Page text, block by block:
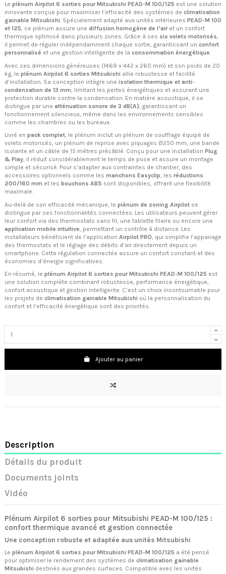
Le plénum Airpilot 6 sorties pour Mitsubishi PEAD-M 100/125 est une solution
innovante conçue pour maximiser l’efficacité des systèmes de climatisation
gainable Mitsubishi. Spécialement adapté aux unités intérieures PEAD-M 100
et 125, ce plénum assure une diffusion homogène de l’airet un confort
thermique optimisé dans plusieurs zones. Grâce à ses six volets motorisés,
il permet de réguler indépendamment chaque sortie, garantissant un confort
personnalisé et une gestion intelligente de la consommation énergétique.
Avec ses dimensions généreuses (1469 x 442 x 260 mm) et son poids de 20
kg, le plénum Airpilot 6 sorties Mitsubishi allie robustesse et facilité
d’installation. Sa conception intègre une isolation thermique et anti-
condensation de 13 mm , limitant les pertes énergétiques et assurant une
protection durable contre la condensation. En matière acoustique, il se
distingue par une atténuation sonore de 3 dB(A) , garantissant un
fonctionnement silencieux, même dans les environnements sensibles
comme les chambres ou les bureaux.
Livré en pack complet, le plénum inclut un plénum de soufflage équipé de
volets motorisés, un plénum de reprise avec piquages Ø250 mm, une bande
isolante et un câble de 15 mètres précâblé. Conçu pour une installation Plug
& Play, il réduit considérablement le temps de pose et assure un montage
simple et sécurisé. Pour s’adapter aux contraintes de chantier, des
accessoires optionnels comme les manchons Easyclip, les réductions
200/160 mm et les bouchons ABS sont disponibles, offrant une flexibilité
maximale.
Au-delà de son efficacité mécanique, le plénum de zoning Airpilot se
distingue par ses fonctionnalités connectées. Les utilisateurs peuvent gérer
leur confort via des thermostats sans fil, une tablette filaire ou encore une
application mobile intuitive, permettant un contrôle à distance. Les
installateurs bénéficient de l’application Airpilot PRO, qui simplifie l’appairage
des thermostats et le réglage des débits d’air directement depuis un
smartphone. Cette régulation connectée assure un confort constant et des
économies d’énergie significatives.
En résumé, le plénum Airpilot 6 sorties pour Mitsubishi PEAD-M 100/125 est
une solution complète combinant robustesse, performance énergétique,
confort acoustique et gestion intelligente. C’est un choix incontournable pour
les projets de climatisation gainable Mitsubishi où la personnalisation du
confort et l’efficacité énergétique sont des priorités.
Ajouter au panier
Description
Détails du produit
Documents joints
Vidéo
Plénum Airpilot 6 sorties pour Mitsubishi PEAD-M 100/125 :
confort thermique avancé et gestion connectée
Une conception robuste et adaptée aux unités Mitsubishi
Le plénum Airpilot 6 sorties pour Mitsubishi PEAD-M 100/125 a été pensé
pour optimiser le rendement des systèmes de climatisation gainable
Mitsubishi destinés aux grandes surfaces. Compatible avec les unités